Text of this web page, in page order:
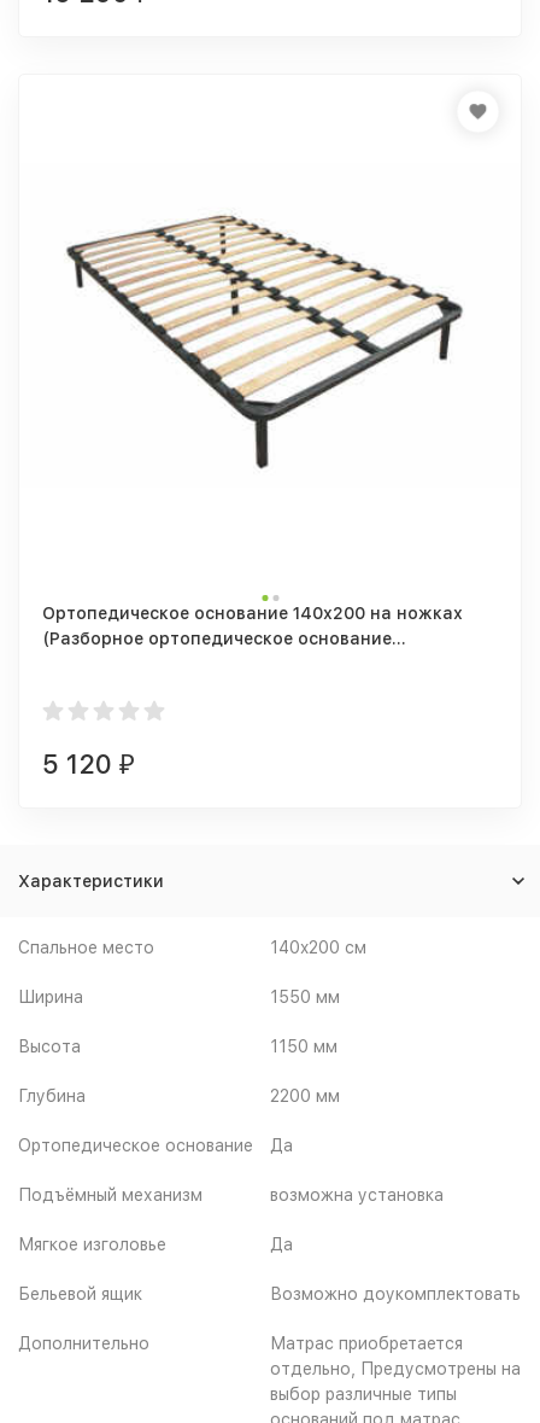
Ортопедическое основание 140х200 на ножках
(Разборное ортопедическое основание
5 120 ₽
Характеристики
Спальное место 140x200 см
Ширина 1550 мм
Высота 1150 мм
Глубина 2200 мм
Ортопедическое основание Да
Подъёмный механизм возможна установка
Мягкое изголовье Да
Бельевой ящик Возможно доукомплектовать
Дополнительно
Матрас приобретается
отдельно, Предусмотрены на
выбор различные типы
оснований под матрас,